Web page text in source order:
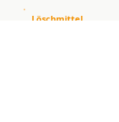
Löschmittel